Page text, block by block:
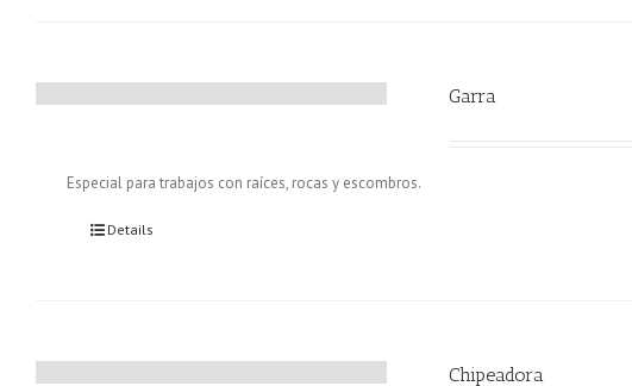
Garra
Especial para trabajos con raíces, rocas y escombros.
Details
Chipeadora